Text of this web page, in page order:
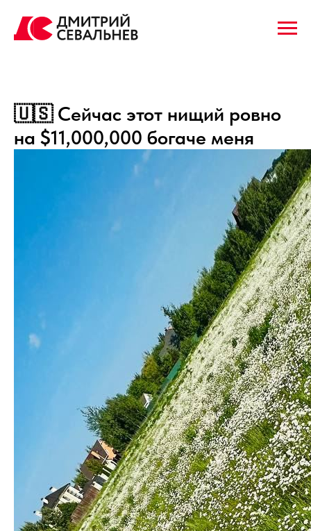
🇺🇸 Сейчас этот нищий ровно
на $11,000,000 богаче меня